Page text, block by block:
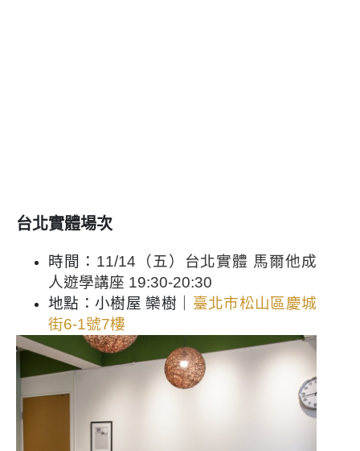
台北實體場次
時間： 11/14（五）台北實體 馬爾他成
人遊學講座 19:30-20:30
地點：小樹屋 欒樹｜ 臺北市松山區慶城
街6-1號7樓